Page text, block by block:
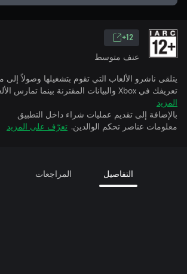
12+
عنف متوسط
يتلقى ناشرو الألعاب التي تقوم بتشغيلها وصولاً
تعريفك في Xbox والبيانات المقترنة بينما تمارس الألعاب.
المزيد
بالإضافة إلى تقديم عمليات شراء داخل التطبيق
معلومات عناصر تحكم الوالدين. تعرّف على المزيد
التفاصيل المراجعات